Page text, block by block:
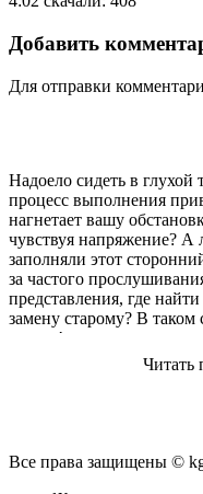
Добавить
Для отправки
Надоело сидеть в глухой
процесс выполнения
нагнетает вашу
чувствуя напряжение?
заполняли этот
за частого
представления, где
замену старому? В
адресу!
Музыкальный портал
приветствует своих
для вас мы заготовили
песен всех времён во
количество старых и
популярные композиции
Читать
Все права защищены ©